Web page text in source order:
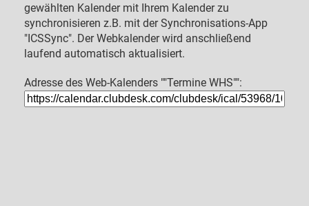
gewählten Kalender mit Ihrem Kalender zu
synchronisieren z.B. mit der Synchronisations-App
"ICSSync". Der Webkalender wird anschließend
laufend automatisch aktualisiert.
Adresse des Web-Kalenders ""Termine WHS"":